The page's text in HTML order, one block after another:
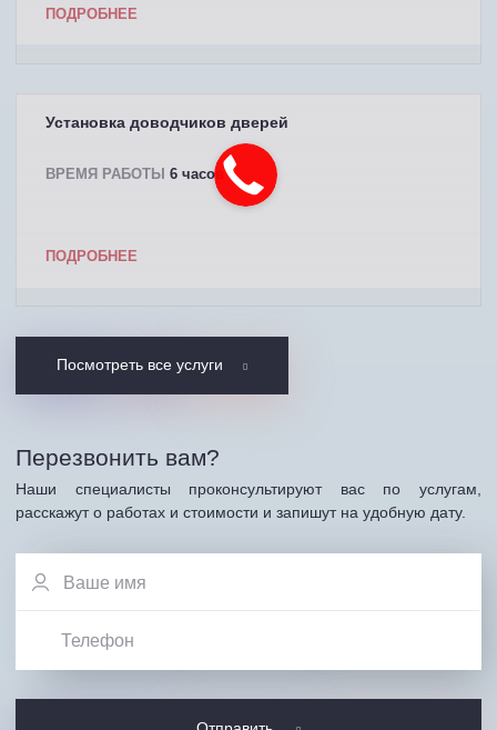
ПОДРОБНЕЕ
Установка доводчиков дверей
ВРЕМЯ РАБОТЫ 6 часов
ПОДРОБНЕЕ
Посмотреть все услуги
Перезвонить вам?
Наши специалисты проконсультируют вас по услугам,
расскажут о работах и стоимости и запишут на удобную дату.